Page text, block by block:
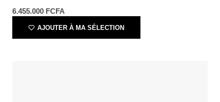
6.455.000 FCFA
AJOUTER À MA SÉLECTION